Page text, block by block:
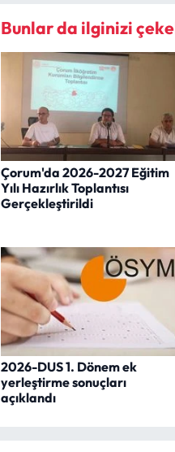
Bunlar da ilginizi
Çorum'da 2026-2027 Eğitim
Yılı Hazırlık Toplantısı
Gerçekleştirildi
2026-DUS 1. Dönem ek
yerleştirme sonuçları
açıklandı